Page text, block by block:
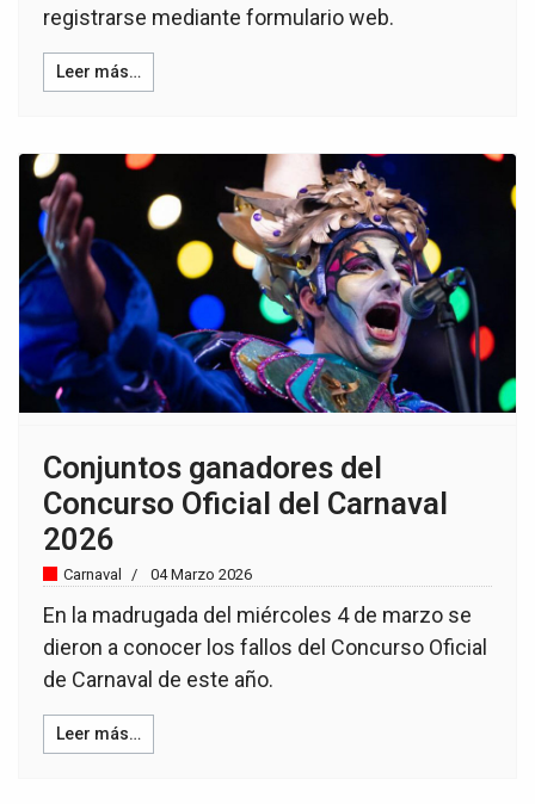
registrarse mediante formulario web.
Leer más…
Conjuntos ganadores del
Concurso Oficial del Carnaval
2026
Carnaval 04 Marzo 2026
En la madrugada del miércoles 4 de marzo se
dieron a conocer los fallos del Concurso Oficial
de Carnaval de este año.
Leer más…